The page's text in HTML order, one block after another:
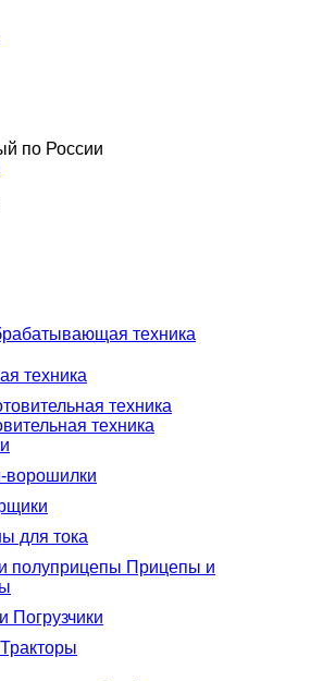
по России
техника
техника
техника
ворошилки
для тока
Прицепы и
Погрузчики
Тракторы